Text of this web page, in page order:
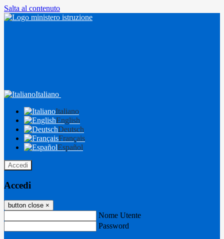
Salta al contenuto
Italiano
Italiano
English
Deutsch
Français
Español
Accedi
Accedi
button close ×
Nome Utente
Password